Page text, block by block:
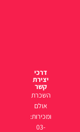
דרכי
יצירת
קשר
השכרת
אולם
ומכירות:
03-